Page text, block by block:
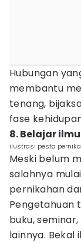
Hubungan
membantu
tenang,
fase
8. Belajar
ilustrasi pesta
Meski belum
salahnya
pernikahan
Pengetahuan
buku,
lainnya. Bekal